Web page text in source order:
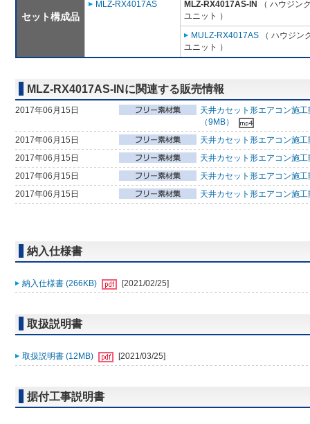
セット構成品
MLZ-RX4017AS
MLZ-RX4017AS-IN
（ ハウジン
ユニット ）
MULZ-RX4017AS （ ハウジン
ユニット ）
MLZ-RX4017AS-INに関連する販売情報
2017年06月15日
天井カセット形エアコン施
（9MB）
2017年06月15日
天井カセット形エアコン施
2017年06月15日
天井カセット形エアコン施
2017年06月15日
天井カセット形エアコン施
2017年06月15日
天井カセット形エアコン施
納入仕様書
納入仕様書 (266KB) [2021/02/25]
取扱説明書
取扱説明書 (12MB) [2021/03/25]
据付工事説明書